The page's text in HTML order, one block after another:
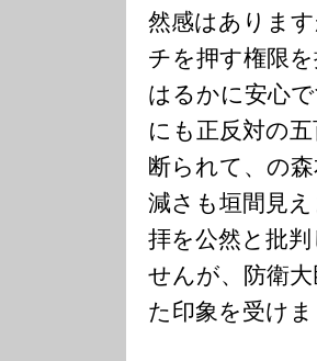
然感はありま
チを押す権限
はるかに安心
にも正反対の
断られて、の
減さも垣間見
拝を公然と批
せんが、防衛
た印象を受けま